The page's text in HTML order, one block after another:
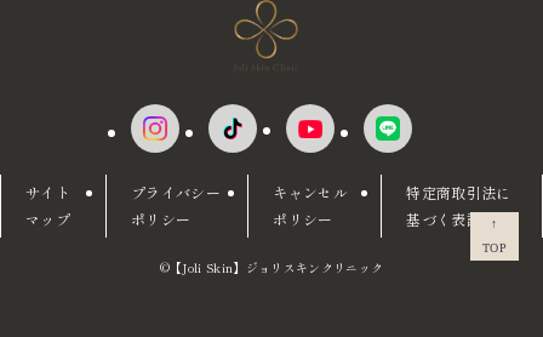
サイト
マップ
プライバシー
ポリシー
キャンセル
ポリシー
特定商取引法に
基づく表記
©【Joli Skin】ジョリスキンクリニック
↑
TOP